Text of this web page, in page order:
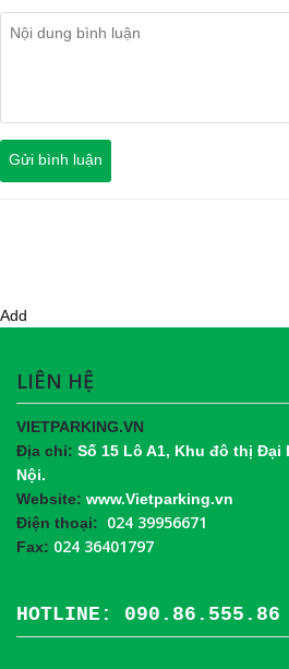
Add
LIÊN HỆ
VIETPARKING.VN
Địa chỉ: Số 15 Lô A1, Khu đô thị Đại
Nội.
Website: www.Vietparking.vn
Điện thoại:
024 39956671
Fax: 024 36401797
HOTLINE: 090.86.555.86